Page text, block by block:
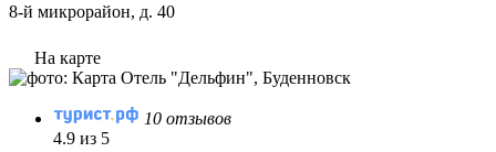
8-й микрорайон, д. 40
На карте
10 отзывов
4.9 из 5